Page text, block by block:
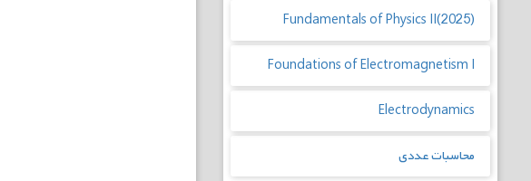
Fundamentals of Physics II(2025)
Foundations of Electromagnetism I
Electrodynamics
محاسبات عددی